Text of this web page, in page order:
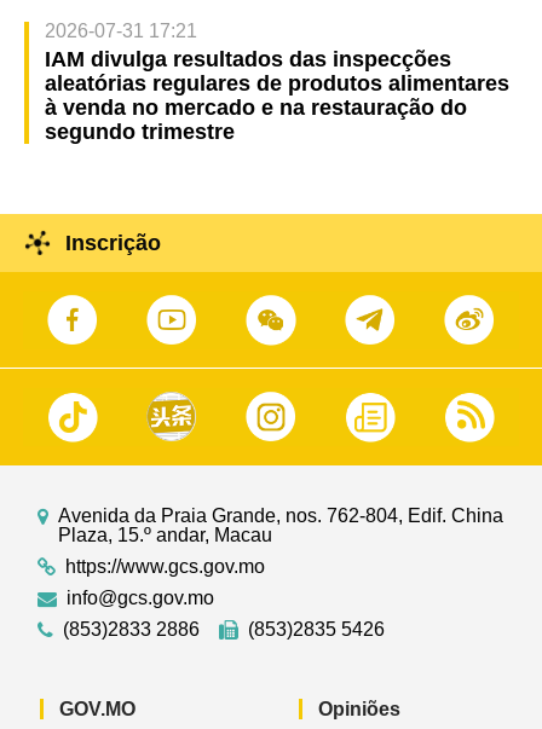
2026-07-31 17:21
IAM divulga resultados das inspecções
aleatórias regulares de produtos alimentares
à venda no mercado e na restauração do
segundo trimestre
Inscrição
Avenida da Praia Grande, nos. 762-804, Edif. China
Plaza, 15.º andar, Macau
https://www.gcs.gov.mo
info@gcs.gov.mo
(853)2833 2886
(853)2835 5426
GOV.MO Opiniões